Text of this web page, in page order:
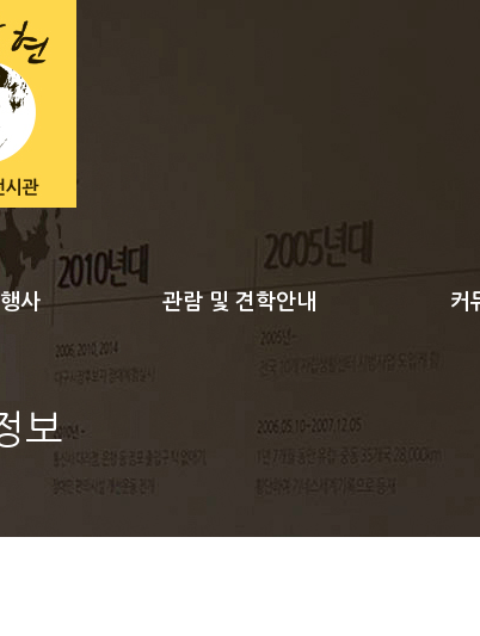
사 관람 및 견학안내 커
보